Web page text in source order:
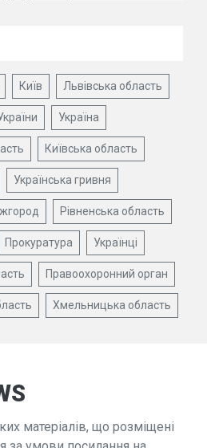
Київ Львівська область
Україна
Київська область
Українська гривня
Рівненська область
Прокуратура Українці
Правоохоронний орган
Хмельницька область
матеріалів, що розміщені